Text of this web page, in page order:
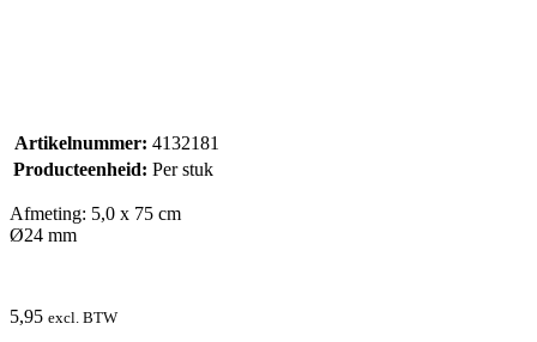
Artikelnummer: 4132181
Producteenheid: Per stuk
Afmeting: 5,0 x 75 cm
Ø24 mm
5,95 excl. BTW